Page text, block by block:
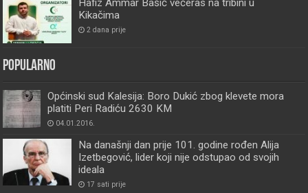
Hafiz Ammar Bašić večeras na tribini u
Kikačima
2 dana prije
Popularno
Općinski sud Kalesija: Boro Dukić zbog klevete mora
platiti Peri Radiću 2630 KM
04.01.2016.
Na današnji dan prije 101. godine rođen Alija
Izetbegović, lider koji nije odstupao od svojih
ideala
17 sati prije